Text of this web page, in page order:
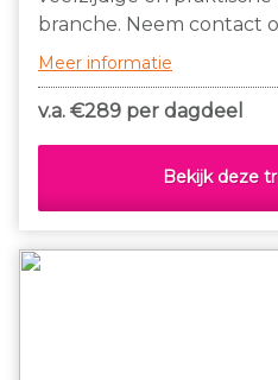
branche. Neem contact
datumcheck om zeker te
populaire Trouwauto!
Meer informatie
v.a. €289 per dagdeel
Bekijk deze